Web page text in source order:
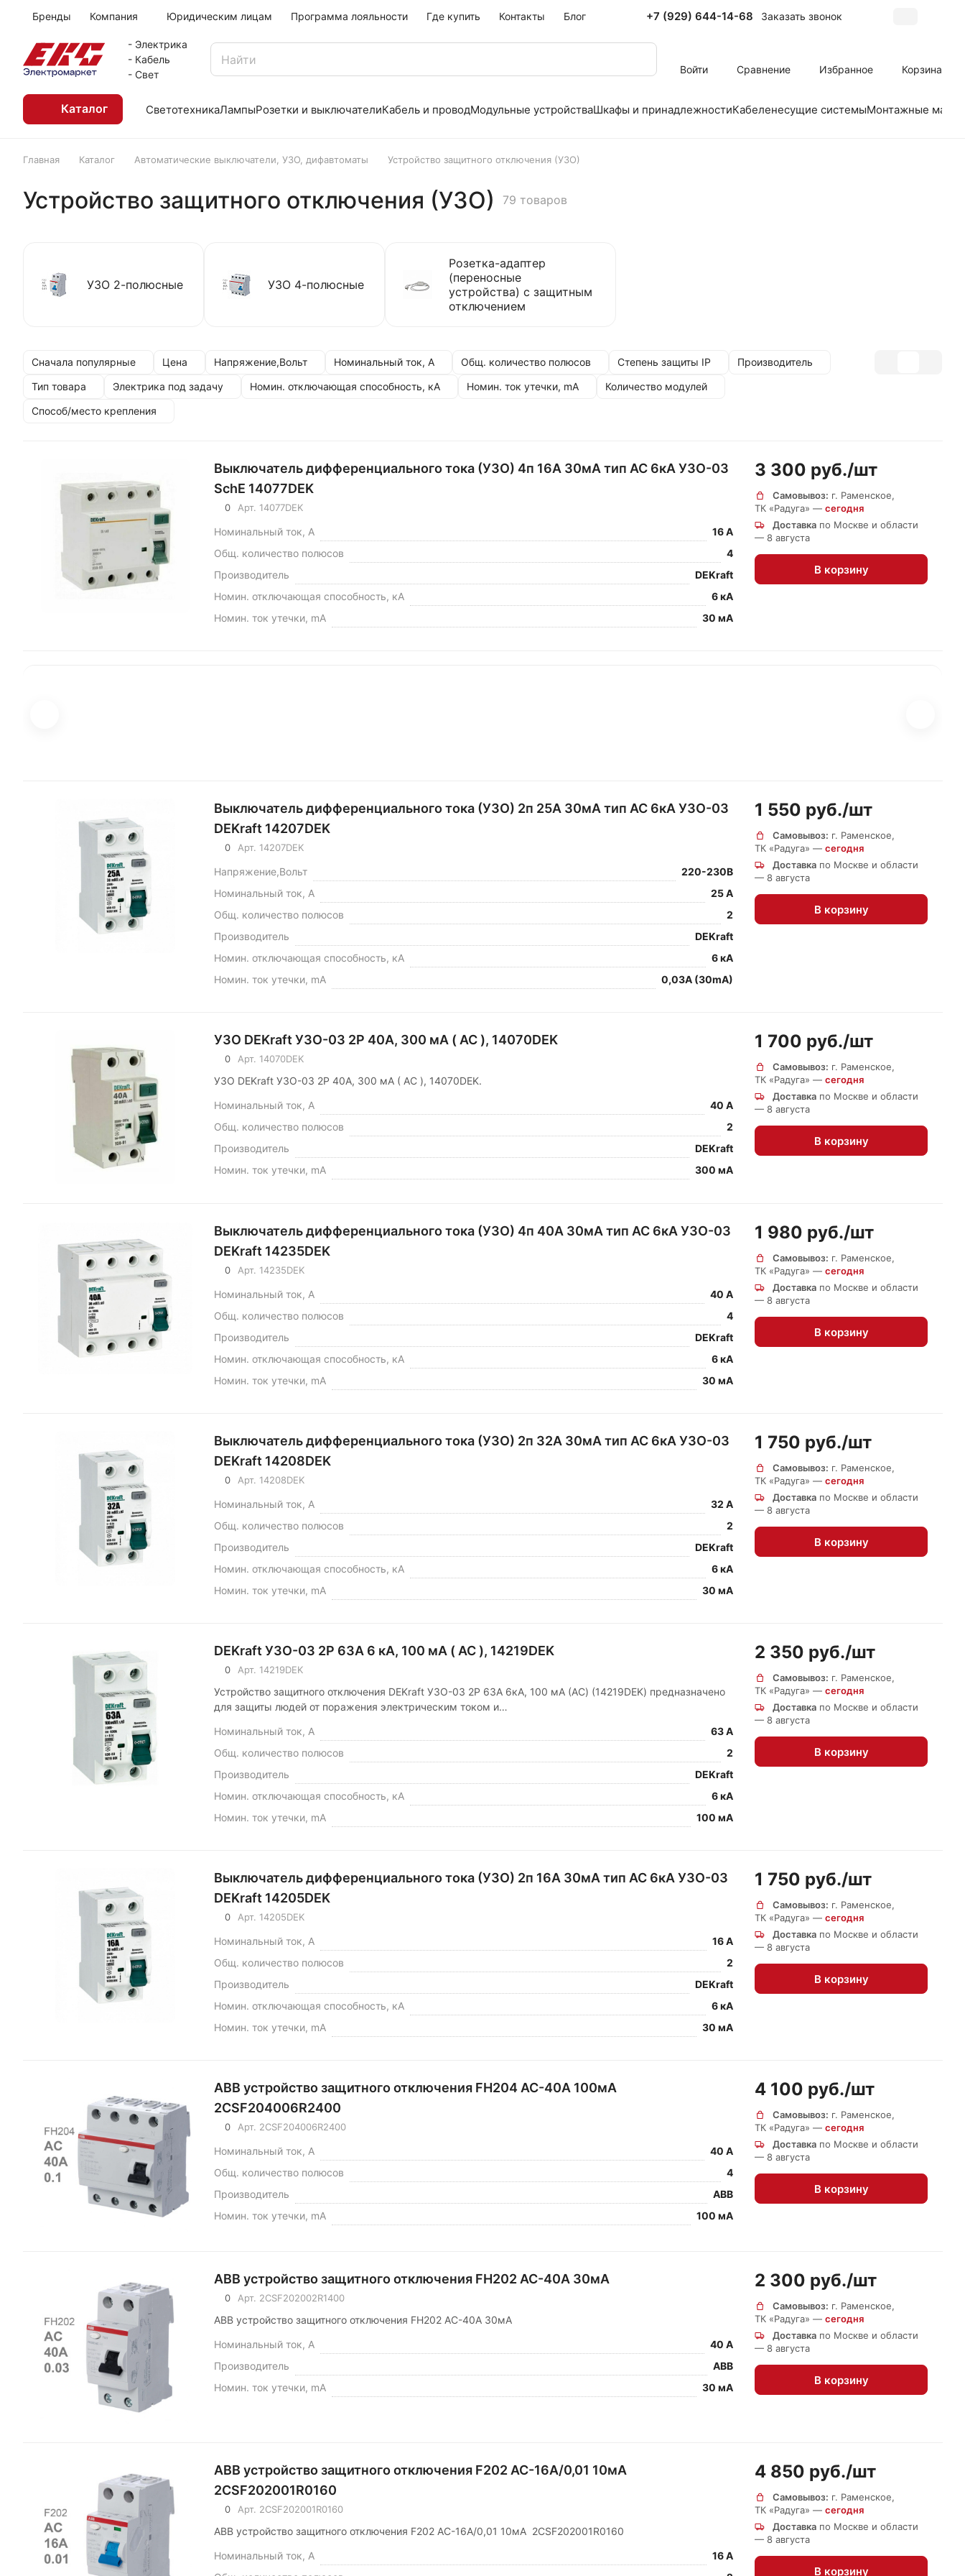
Бренды Компания Юридическим лицам Программа лояльности Где купить Контакты Блог +7 (929) 644-14-68 Заказать звонок
- Электрика
- Кабель
- Свет
Войти Сравнение Избранное Корзина
Каталог СветотехникаЛампыРозетки и выключателиКабель и проводМодульные устройстваШкафы и принадлежностиКабеленесущие системыМонтажные
Главная Каталог Автоматические выключатели, УЗО, дифавтоматы Устройство защитного отключения (УЗО)
Устройство защитного отключения (УЗО) 79 товаров
УЗО 2-полюсные УЗО 4-полюсные
Розетка-адаптер
(переносные
устройства) с защитным
отключением
Сначала популярные Цена Напряжение,Вольт Номинальный ток, А Общ. количество полюсов Степень защиты IP
Производитель
Тип товара
Электрика под задачу Номин. отключающая способность, кА Номин. ток утечки, mА
Количество модулей
Способ/место крепления
Выключатель дифференциального тока (УЗО) 4п 16А 30мА тип AC 6кА УЗО-03
SchE 14077DEK
0 Арт. 14077DEK
Номинальный ток, А
16 А
Общ. количество полюсов
4
Производитель
DEKraft
Номин. отключающая способность, кА
6 кА
Номин. ток утечки, mА
30 мА
3 300 руб./шт
Самовывоз: г. Раменское,
ТК «Радуга» — сегодня
Доставка по Москве и области
— 8 августа
В корзину
Выключатель дифференциального тока (УЗО) 2п 25А 30мА тип AC 6кА УЗО-03
DEKraft 14207DEK
0 Арт. 14207DEK
Напряжение,Вольт
220-230В
Номинальный ток, А
25 А
Общ. количество полюсов
2
Производитель
DEKraft
Номин. отключающая способность, кА
6 кА
Номин. ток утечки, mА
0,03A (30mA)
1 550 руб./шт
Самовывоз: г. Раменское,
ТК «Радуга» — сегодня
Доставка по Москве и области
— 8 августа
В корзину
УЗО DEKraft УЗО-03 2P 40А, 300 мА ( AC ), 14070DEK
0 Арт. 14070DEK
УЗО DEKraft УЗО-03 2P 40А, 300 мА ( AC ), 14070DEK.
Номинальный ток, А
40 А
Общ. количество полюсов
2
Производитель
DEKraft
Номин. ток утечки, mА
300 мА
1 700 руб./шт
Самовывоз: г. Раменское,
ТК «Радуга» — сегодня
Доставка по Москве и области
— 8 августа
В корзину
Выключатель дифференциального тока (УЗО) 4п 40А 30мА тип AC 6кА УЗО-03
DEKraft 14235DEK
0 Арт. 14235DEK
Номинальный ток, А
40 А
Общ. количество полюсов
4
Производитель
DEKraft
Номин. отключающая способность, кА
6 кА
Номин. ток утечки, mА
30 мА
1 980 руб./шт
Самовывоз: г. Раменское,
ТК «Радуга» — сегодня
Доставка по Москве и области
— 8 августа
В корзину
Выключатель дифференциального тока (УЗО) 2п 32А 30мА тип AC 6кА УЗО-03
DEKraft 14208DEK
0 Арт. 14208DEK
Номинальный ток, А
32 А
Общ. количество полюсов
2
Производитель
DEKraft
Номин. отключающая способность, кА
6 кА
Номин. ток утечки, mА
30 мА
1 750 руб./шт
Самовывоз: г. Раменское,
ТК «Радуга» — сегодня
Доставка по Москве и области
— 8 августа
В корзину
DEKraft УЗО-03 2P 63А 6 кА, 100 мА ( AC ), 14219DEK
0 Арт. 14219DEK
Устройство защитного отключения DEKraft УЗО-03 2P 63А 6кА, 100 мА (AC) (14219DEK) предназначено
для защиты людей от поражения электрическим током и…
Номинальный ток, А
63 А
Общ. количество полюсов
2
Производитель
DEKraft
Номин. отключающая способность, кА
6 кА
Номин. ток утечки, mА
100 мА
2 350 руб./шт
Самовывоз: г. Раменское,
ТК «Радуга» — сегодня
Доставка по Москве и области
— 8 августа
В корзину
Выключатель дифференциального тока (УЗО) 2п 16А 30мА тип AC 6кА УЗО-03
DEKraft 14205DEK
0 Арт. 14205DEK
Номинальный ток, А
16 А
Общ. количество полюсов
2
Производитель
DEKraft
Номин. отключающая способность, кА
6 кА
Номин. ток утечки, mА
30 мА
1 750 руб./шт
Самовывоз: г. Раменское,
ТК «Радуга» — сегодня
Доставка по Москве и области
— 8 августа
В корзину
АВВ устройство защитного отключения FH204 AC-40A 100мА
2CSF204006R2400
0 Арт. 2CSF204006R2400
Номинальный ток, А
40 А
Общ. количество полюсов
4
Производитель
ABB
Номин. ток утечки, mА
100 мА
4 100 руб./шт
Самовывоз: г. Раменское,
ТК «Радуга» — сегодня
Доставка по Москве и области
— 8 августа
В корзину
АВВ устройство защитного отключения FН202 АС-40А 30мА
0 Арт. 2CSF202002R1400
АВВ устройство защитного отключения FН202 AC-40А 30мА
Номинальный ток, А
40 А
Производитель
ABB
Номин. ток утечки, mА
30 мА
2 300 руб./шт
Самовывоз: г. Раменское,
ТК «Радуга» — сегодня
Доставка по Москве и области
— 8 августа
В корзину
АВВ устройство защитного отключения F202 АС-16А/0,01 10мА
2CSF202001R0160
0 Арт. 2CSF202001R0160
АВВ устройство защитного отключения F202 AC-16А/0,01 10мА 2CSF202001R0160
Номинальный ток, А
16 А
4 850 руб./шт
Самовывоз: г. Раменское,
ТК «Радуга» — сегодня
Доставка по Москве и области
— 8 августа
В корзину